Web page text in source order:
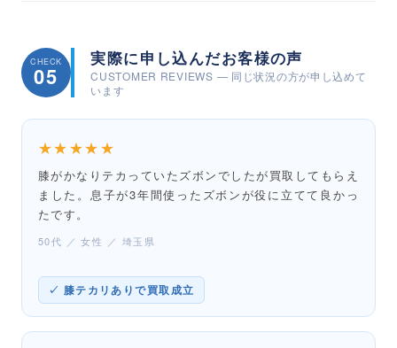
CHECK
05
実際に申し込んだお客様の声
CUSTOMER REVIEWS — 同じ状況の方が申し込めて
います
★★★★★
膝がかなりテカっていたズボンでしたが買取してもらえ
ました。息子が3年間使ったズボンが役に立てて良かっ
たです。
50代 ／ 女性 ／ 埼玉県
✓ 膝テカリありで買取成立